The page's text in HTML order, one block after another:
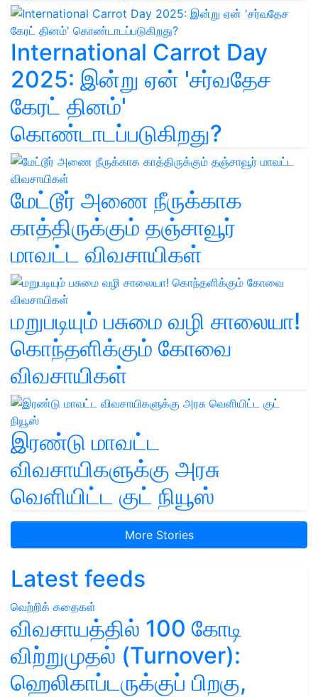
International Carrot Day
2025: இன்று ஏன் 'சர்வதேச
கேரட் தினம்'
கொண்டாடப்படுகிறது?
மேட்டூர் அணை நீருக்காக
காத்திருக்கும் தஞ்சாவூர்
மாவட்ட விவசாயிகள்
மறுபடியும் பசுமை வழி சாலையா!
கொந்தளிக்கும் கோவை
விவசாயிகள்
இரண்டு மாவட்ட
விவசாயிகளுக்கு அரசு
வெளியிட்ட குட் நியூஸ்
More Stories
Latest feeds
வெற்றிக் கதைகள்
விவசாயத்தில் 100 கோடி
விற்றுமுதல் (Turnover):
ஹெலிகாப்டருக்குப் பிறகு,